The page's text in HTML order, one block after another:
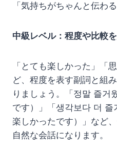
「気持ちがちゃんと伝わ
中級レベル：程度や比較
「とても楽しかった」「
ど、程度を表す副詞と組
りましょう。「정말 즐거
です）」「생각보다 더 즐
楽しかったです）」など
自然な会話になります。